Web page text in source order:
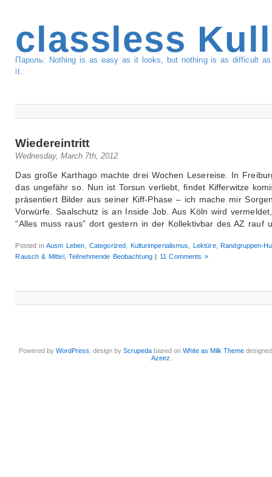
classless
Пароль: Nothing is as easy as it looks, but nothing is as difficult
it.
Wiedereintritt
Wednesday, March 7th, 2012
Das große Karthago machte drei Wochen Lesereise. In
das ungefähr so. Nun ist Torsun verliebt, findet Kifferwitze
präsentiert Bilder aus seiner Kiff-Phase – ich mache mir
Vorwürfe. Saalschutz is an Inside Job. Aus Köln wird
“Alles muss raus” dort gestern in der Kollektivbar des AZ rauf
Posted inAusm Leben Categorized Kulturimperialismus Lektüre,Randgruppen-
Rausch & Mittel,Teilnehmende Beobachtung | 11 Comments »
Powered byWordPress , design byScrupeda based onWhite as Milk Theme
Azeez